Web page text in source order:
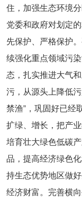
住，加强生态环境
党委和政府对划定
先保护、严格保护
续强化重点领域污
态，扎实推进大气
污，从源头上降低
禁渔”，巩固好已经
扩绿、增长，把产
培育壮大绿色低碳
品，提高经济绿色
持生态优势地区做
经济财富。完善横